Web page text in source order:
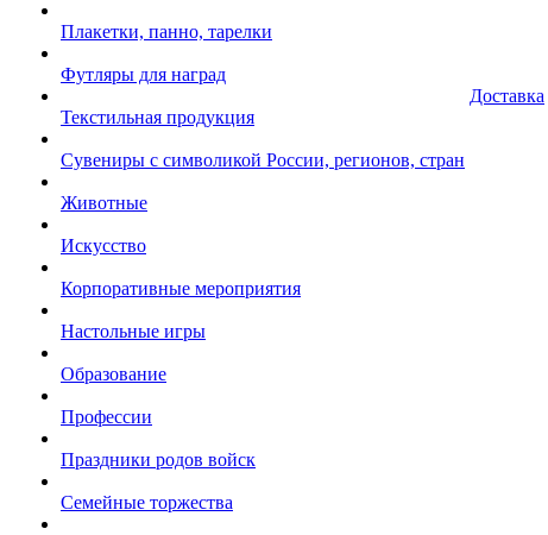
Плакетки, панно, тарелки
Футляры для наград
Текстильная продукция
Сувениры с символикой России, регионов, стран
Животные
Искусство
Корпоративные мероприятия
Настольные игры
Образование
Профессии
Праздники родов войск
Семейные торжества
Доставка